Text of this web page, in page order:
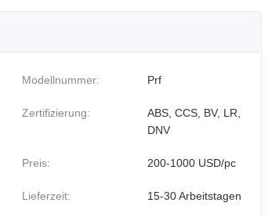
Modellnummer: Prf
Zertifizierung:
ABS, CCS, BV, LR,
DNV
Preis: 200-1000 USD/pc
Lieferzeit: 15-30 Arbeitstagen